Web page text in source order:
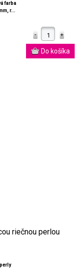
farba
r...
riečnou perlou